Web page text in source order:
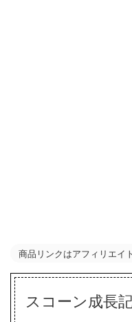
商品リンクはアフィリエイ
スコーン成長